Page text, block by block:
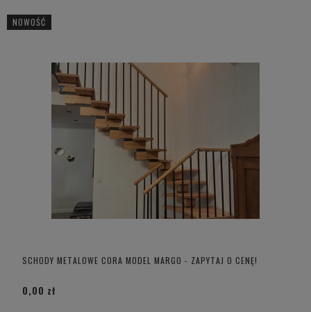
SCHODY METALOWE CORA MODEL MARGO - ZAPYTAJ O CENĘ!
0,00 zł
NOWOŚĆ